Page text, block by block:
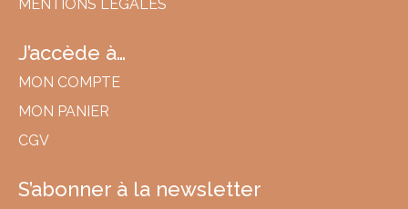
MENTIONS LÉGALES
J’accède à…
MON COMPTE
MON PANIER
CGV
S’abonner à la newsletter